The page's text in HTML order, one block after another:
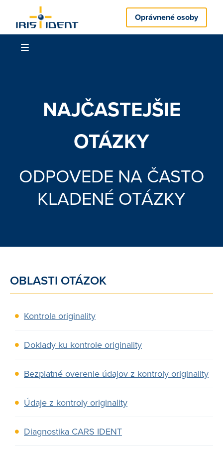
Oprávnené osoby
NAJČASTEJŠIE
OTÁZKY
ODPOVEDE NA ČASTO
KLADENÉ OTÁZKY
OBLASTI OTÁZOK
Kontrola originality
Doklady ku kontrole originality
Bezplatné overenie údajov z kontroly originality
Údaje z kontroly originality
Diagnostika CARS IDENT